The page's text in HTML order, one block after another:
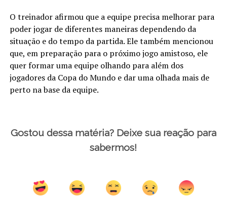
O treinador afirmou que a equipe precisa melhorar para
poder jogar de diferentes maneiras dependendo da
situação e do tempo da partida. Ele também mencionou
que, em preparação para o próximo jogo amistoso, ele
quer formar uma equipe olhando para além dos
jogadores da Copa do Mundo e dar uma olhada mais de
perto na base da equipe.
Gostou dessa matéria? Deixe sua reação para
sabermos!